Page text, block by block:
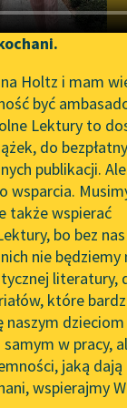
Zgłoś
Mapa
czytających
API
OAI-PMH
Widget
Przypisy
Holtz i mam
być
Lektury to
do
publikacji.
wsparcia.
także wspierać
bo bez
nie będziemy
literatury,
które
naszym
w pracy,
jaką dają
wspierajmy
William
(Szekspir)
Kleopatra
Czytaj